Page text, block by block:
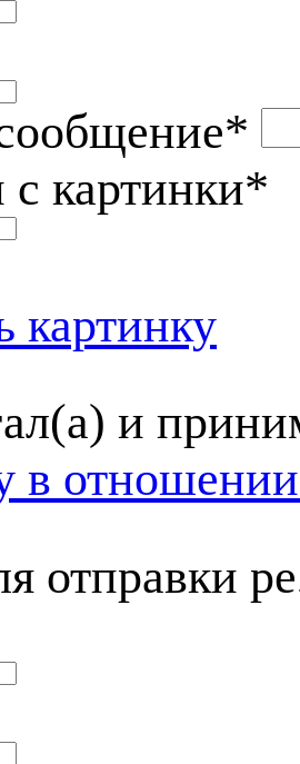
*
картинки*
картинку
и
в
отправки